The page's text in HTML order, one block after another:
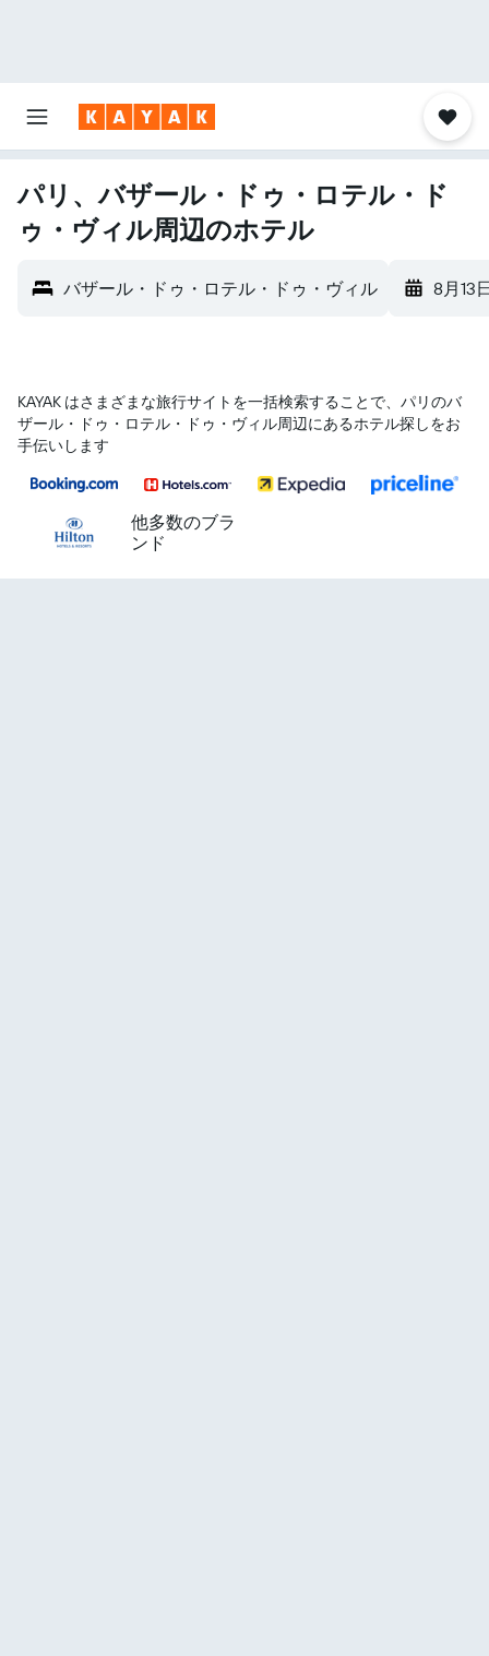
パリ、バザール・ドゥ・ロテル・ド
ゥ・ヴィル周辺のホテル
バザール・ドゥ・ロテル・ドゥ・ヴィル 8月13
KAYAK はさまざまな旅行サイトを一括検索することで、パリ​のバ
ザール・ドゥ・ロテル・ドゥ・ヴィル​周辺にあるホテル探しをお
手伝いします
他多数のブラ
ンド